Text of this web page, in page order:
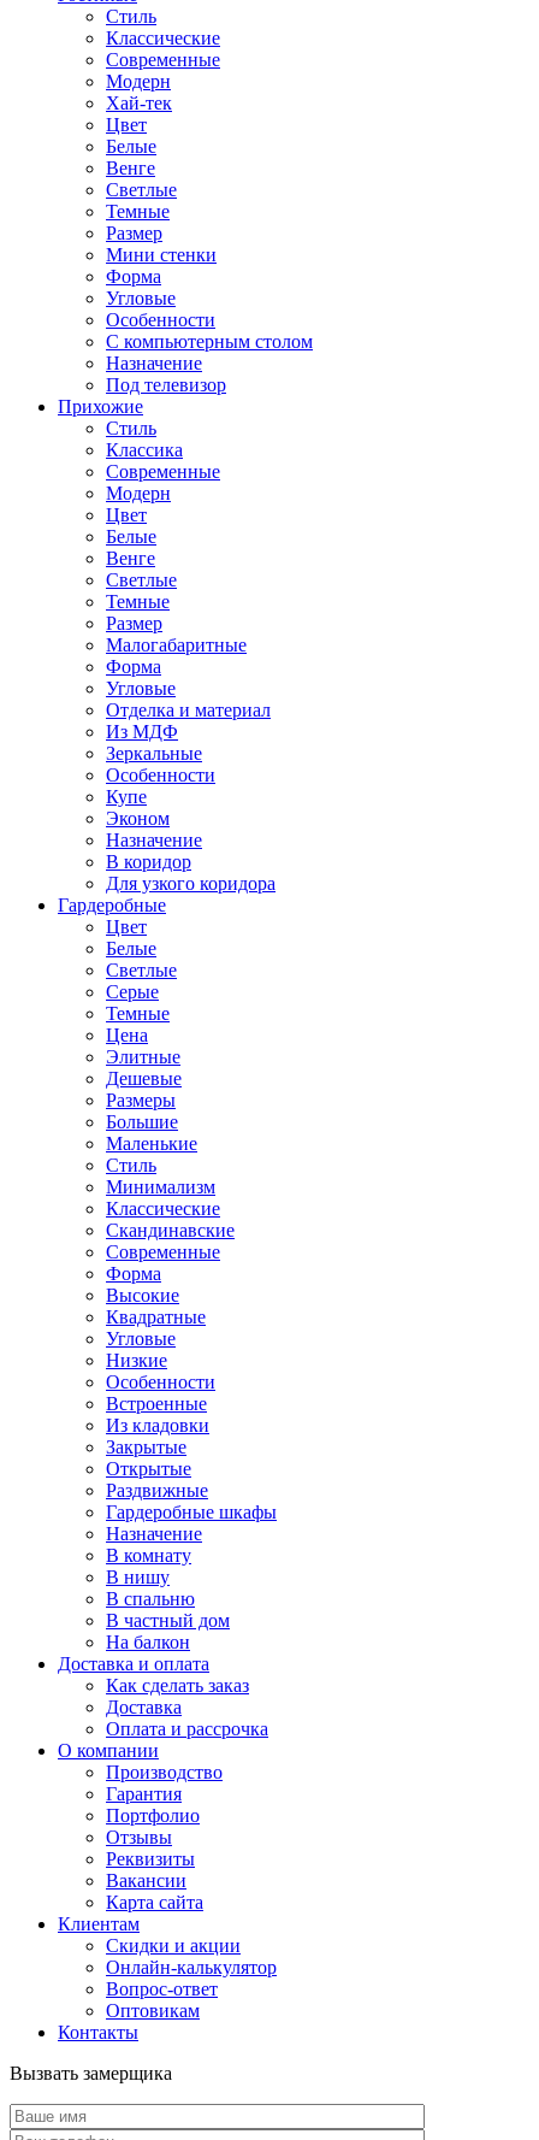
Стиль
Классические
Современные
Модерн
Хай-тек
Цвет
Белые
Венге
Светлые
Темные
Размер
Мини стенки
Форма
Угловые
Особенности
С компьютерным столом
Назначение
Под телевизор
Прихожие
Стиль
Классика
Современные
Модерн
Цвет
Белые
Венге
Светлые
Темные
Размер
Малогабаритные
Форма
Угловые
Отделка и материал
Из МДФ
Зеркальные
Особенности
Купе
Эконом
Назначение
В коридор
Для узкого коридора
Гардеробные
Цвет
Белые
Светлые
Серые
Темные
Цена
Элитные
Дешевые
Размеры
Большие
Маленькие
Стиль
Минимализм
Классические
Скандинавские
Современные
Форма
Высокие
Квадратные
Угловые
Низкие
Особенности
Встроенные
Из кладовки
Закрытые
Открытые
Раздвижные
Гардеробные шкафы
Назначение
В комнату
В нишу
В спальню
В частный дом
На балкон
Доставка и оплата
Как сделать заказ
Доставка
Оплата и рассрочка
О компании
Производство
Гарантия
Портфолио
Отзывы
Реквизиты
Вакансии
Карта сайта
Клиентам
Скидки и акции
Онлайн-калькулятор
Вопрос-ответ
Оптовикам
Контакты
Вызвать замерщика